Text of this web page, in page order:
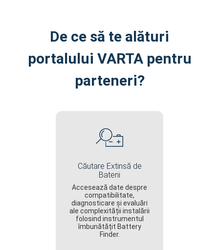
De ce să te alături
portalului VARTA pentru
parteneri?
Căutare Extinsă de
Baterii
Accesează date despre
compatibilitate,
diagnosticare și evaluări
ale complexității instalării
folosind instrumentul
îmbunătățit Battery
Finder.